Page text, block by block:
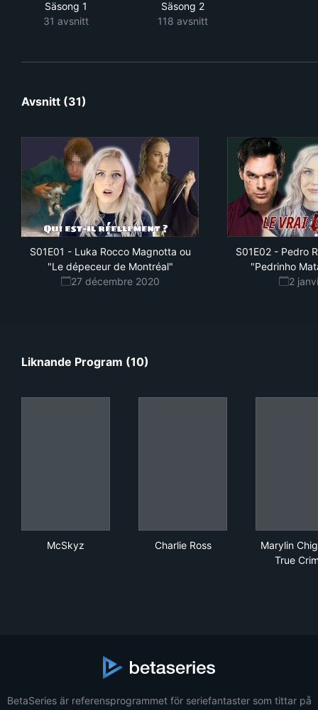
Säsong 1
31 avsnitt
Säsong 2
118 avsnitt
Avsnitt (31)
S01E01 - Luka Rocco Magnotta ou
"Le dépeceur de Montréal"
27 décembre 2020
S01E02- Pedro
"Pedrinho
2
Liknande Program (10)
McSkyz Charlie Ross
Marylin
True
BetaSeries är referensprogrammet för seriefantaster som tittar på